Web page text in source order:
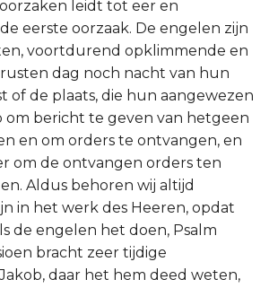
leidt tot eer en
eerste oorzaak. De engelen zijn
voortdurend opklimmende en
dag noch nacht van hun
of de plaats, die hun aangewezen
om bericht te geven van hetgeen
en om orders te ontvangen, en
om de ontvangen orders ten
Aldus behoren wij altijd
in het werk des Heeren, opdat
de engelen het doen, Psalm
bracht zeer tijdige
daar het hem deed weten,